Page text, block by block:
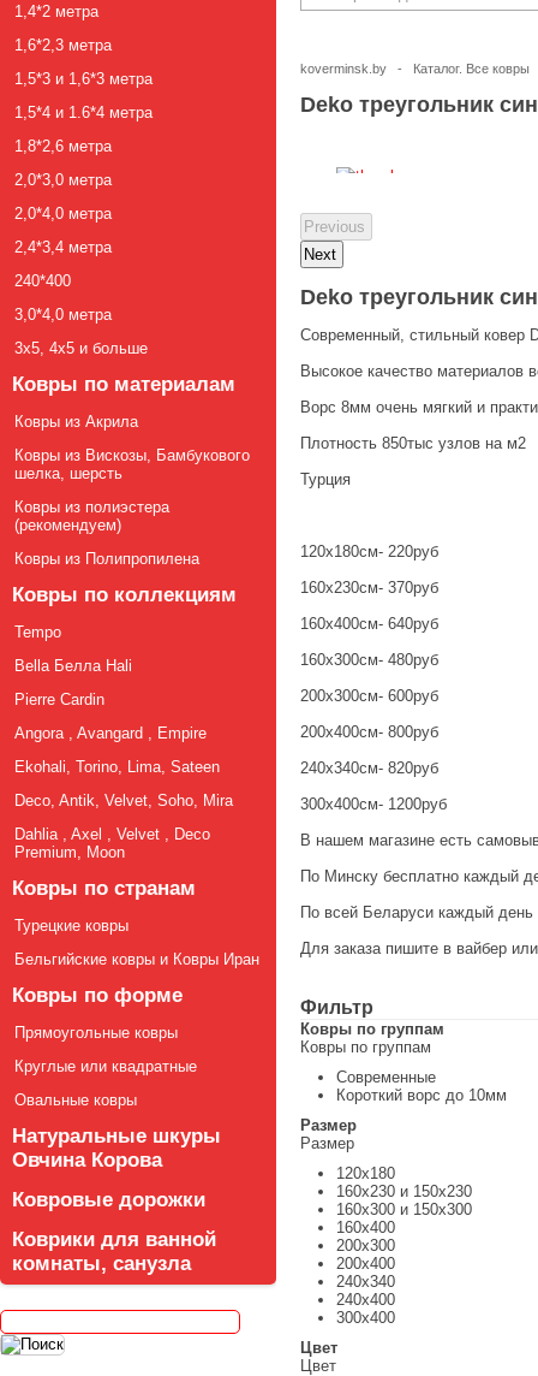
1,4*2 метра
1,6*2,3 метра
1,5*3 и 1,6*3 метра
1,5*4 и 1.6*4 метра
1,8*2,6 метра
2,0*3,0 метра
2,0*4,0 метра
2,4*3,4 метра
240*400
3,0*4,0 метра
3х5, 4х5 и больше
Ковры по материалам
Ковры из Акрила
Ковры из Вискозы, Бамбукового
шелка, шерсть
Ковры из полиэстера
(рекомендуем)
Ковры из Полипропилена
Ковры по коллекциям
Tempo
Bella Белла Hali
Pierre Cardin
Angora , Avangard , Empire
Ekohali, Torino, Lima, Sateen
Deco, Antik, Velvet, Soho, Mira
Dahlia , Axel , Velvet , Deco
Premium, Moon
Ковры по странам
Турецкие ковры
Бельгийские ковры и Ковры Иран
Ковры по форме
Прямоугольные ковры
Круглые или квадратные
Овальные ковры
Натуральные шкуры
Овчина Корова
Ковровые дорожки
Коврики для ванной
комнаты, санузла
koverminsk.by - Каталог. Все ковры
Deko треугольник
Deko треугольник
Современный, стильный ковер
Высокое качество материалов
Ворс 8мм очень мягкий и
Плотность 850тыс узлов на м2
Турция
120х180см- 220руб
160х230см- 370руб
160х400см- 640руб
160х300см- 480руб
200х300см- 600руб
200х400см- 800руб
240х340см- 820руб
300х400см- 1200руб
В нашем магазине есть
По Минску бесплатно каждый
По всей Беларуси каждый день
Для заказа пишите в вайбер
Фильтр
Ковры по группам
Ковры по группам
Современные
Короткий ворс до 10мм
Размер
Размер
120х180
160х230 и 150х230
160х300 и 150х300
160х400
200х300
200х400
240х340
240х400
300х400
Цвет
Цвет